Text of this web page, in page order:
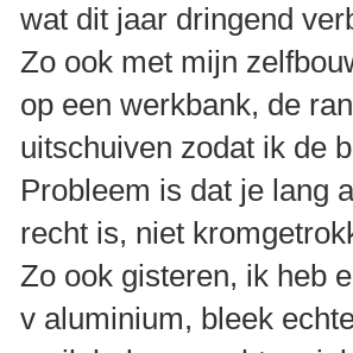
wat dit jaar dringend
Zo ook met mijn
op een werkbank, de
uitschuiven zodat ik de
Probleem is dat je lang
recht is, niet
Zo ook gisteren, ik heb
v aluminium, bleek